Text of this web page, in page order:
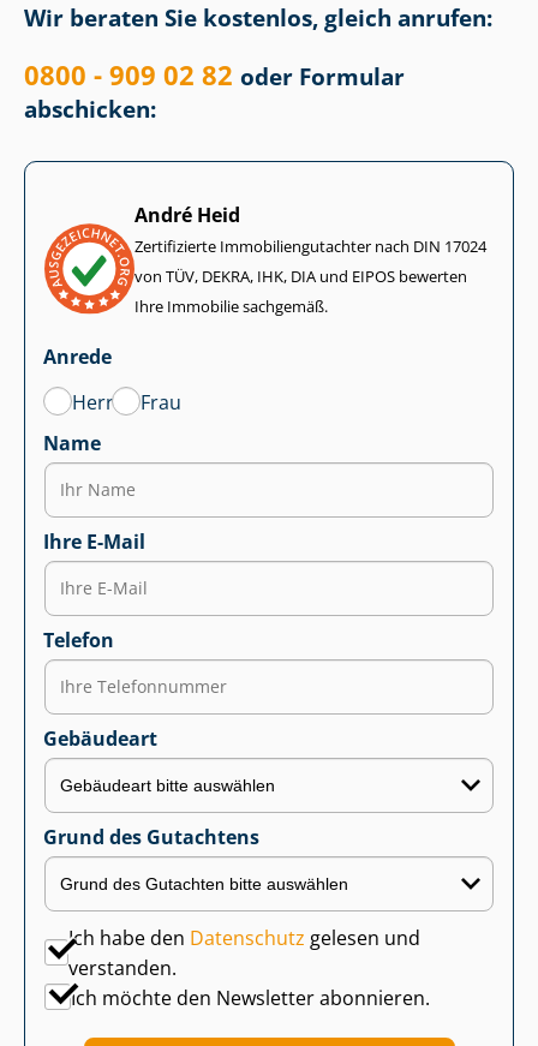
Wir beraten Sie kostenlos, gleich anrufen:
0800 - 909 02 82 oder Formular
abschicken:
André Heid
Zertifizierte Im­mo­bi­li­en­gut­ach­ter nach DIN 17024
von TÜV, DEKRA, IHK, DIA und EIPOS bewerten
Ihre Immobilie sachgemäß.
Anrede
Herr
Frau
Name
Ihre E-Mail
Telefon
Gebäudeart
Grund des Gutachtens
Ich habe den Datenschutz gelesen und
verstanden.
Ich möchte den Newsletter abonnieren.